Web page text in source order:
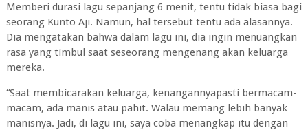
Memberi durasi lagu sepanjang 6 menit, tentu tidak biasa bagi
seorang Kunto Aji. Namun, hal tersebut tentu ada alasannya.
Dia mengatakan bahwa dalam lagu ini, dia ingin menuangkan
rasa yang timbul saat seseorang mengenang akan keluarga
mereka.
“Saat membicarakan keluarga, kenangannyapasti bermacam-
macam, ada manis atau pahit. Walau memang lebih banyak
manisnya. Jadi, di lagu ini, saya coba menangkap itu dengan